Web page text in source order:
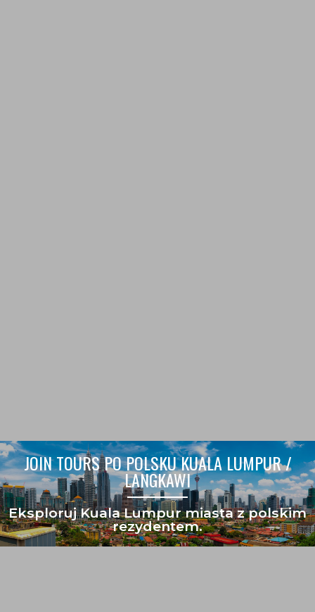
JOIN TOURS PO POLSKU KUALA LUMPUR /
LANGKAWI
Eksploruj Kuala Lumpur miasta z polskim
rezydentem.